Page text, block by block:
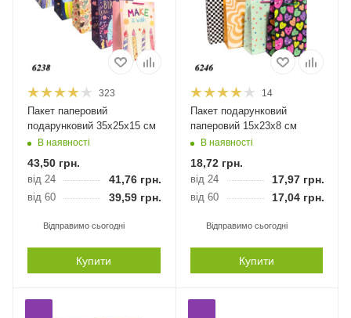
323
Пакет паперовий
подарунковий 35х25х15 см
В наявності
43,50 грн.
від 24 41,76 грн.
від 60 39,59 грн.
Відправимо сьогодні
Купити
14
Пакет подарунковий
паперовий 15х23х8 см
В наявності
18,72грн.
від 24 17,97грн.
від 60 17,04грн.
Відправимо сьогодні
Купити